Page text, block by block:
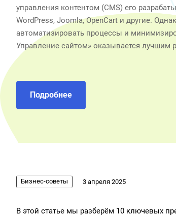
управления контентом (CMS) его
WordPress, Joomla, OpenCart и другие.
автоматизировать процессы и
Управление сайтом» оказывается лучшим
Подробнее
Бизнес-советы 3 апреля 2025
В этой статье мы разберём 10 ключевых